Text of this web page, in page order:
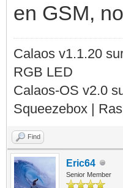
en GSM,
Calaos v1.1.20
RGB LED
Calaos-OS v2.0
Squeezebox |
Find
Eric64
Senior Member